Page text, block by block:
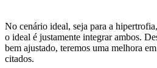
No cenário ideal, seja para a
o ideal é justamente integrar ambos.
bem ajustado, teremos uma melhora
citados.